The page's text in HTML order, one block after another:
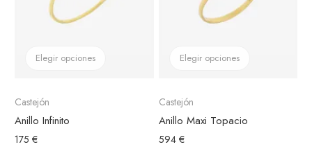
Elegir opciones
Castejón
Anillo Infinito
175 €
Elegir opciones
Castejón
Anillo Maxi Topacio
594 €